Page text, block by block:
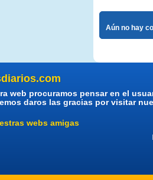
Aún no hay
web procuramos pensar en el
daros las gracias por visitar
webs amigas